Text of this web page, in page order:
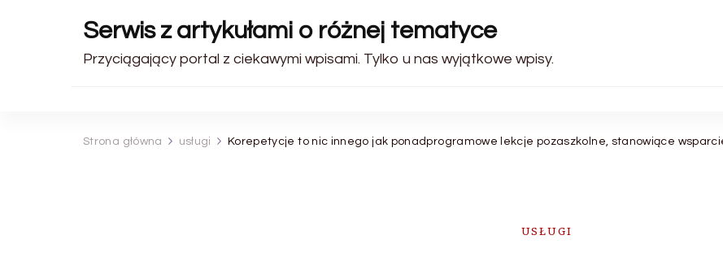
Serwis z artykułami o różnej tematyce
Przyciągający portal z ciekawymi wpisami. Tylko u nas wyjątkowe wpisy.
Strona główna usługi Korepetycje to nic innego jak ponadprogramowe lekcje pozaszkolne, stanowiące
USŁUGI